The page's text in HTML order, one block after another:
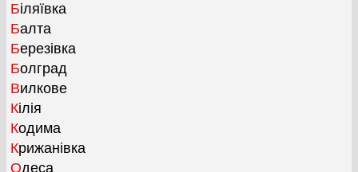
Біляївка
Балта
Березівка
Болград
Вилкове
Кілія
Кодима
Крижанівка
Одеса